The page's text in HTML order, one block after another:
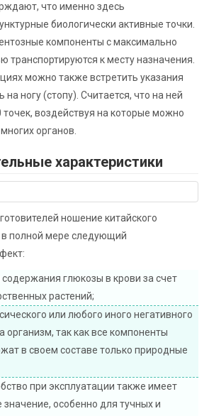
что именно здесь
биологически активные точки.
компоненты с максимально
транспортируются к месту назначения.
можно также встретить указания
ногу (стопу). Считается, что на ней
точек, воздействуя на которые можно
органов.
характеристики
ношение китайского
в полной мере следующий
глюкозы в крови за счет
растений;
или любого иного негативного
организм, так как все компоненты
в своем составе только природные
при эксплуатации также имеет
особенно для тучных и